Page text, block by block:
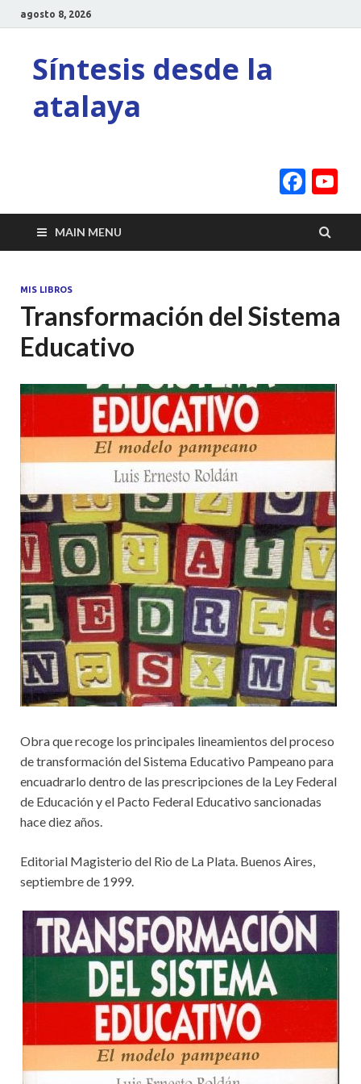
agosto 8, 2026
Síntesis desde la
atalaya
MAIN MENU
MIS LIBROS
Transformación del Sistema
Educativo
Obra que recoge los principales lineamientos del proceso
de transformación del Sistema Educativo Pampeano para
encuadrarlo dentro de las prescripciones de la Ley Federal
de Educación y el Pacto Federal Educativo sancionadas
hace diez años.
Editorial Magisterio del Rio de La Plata. Buenos Aires,
septiembre de 1999.